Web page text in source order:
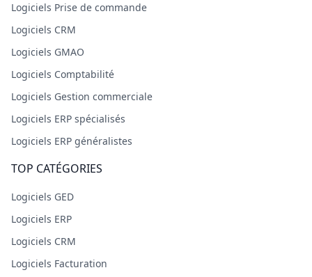
Logiciels Prise de commande
Logiciels CRM
Logiciels GMAO
Logiciels Comptabilité
Logiciels Gestion commerciale
Logiciels ERP spécialisés
Logiciels ERP généralistes
TOP CATÉGORIES
Logiciels GED
Logiciels ERP
Logiciels CRM
Logiciels Facturation